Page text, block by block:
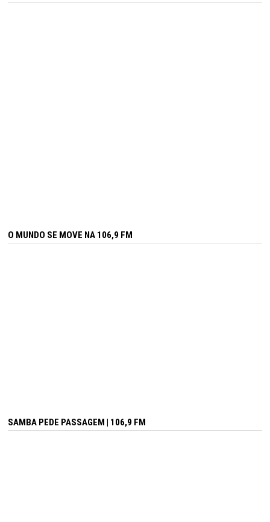
O MUNDO SE MOVE NA 106,9 FM
SAMBA PEDE PASSAGEM | 106,9 FM